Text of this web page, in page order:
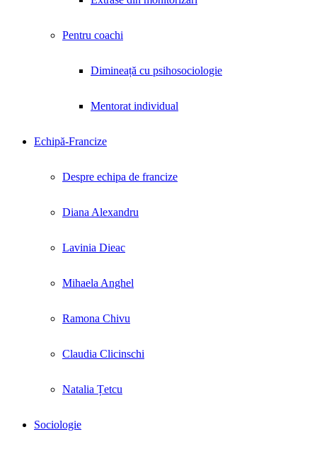
Pentru coachi
Dimineață cu psihosociologie
Mentorat individual
Echipă-Francize
Despre echipa de francize
Diana Alexandru
Lavinia Dieac
Mihaela Anghel
Ramona Chivu
Claudia Clicinschi
Natalia Țetcu
Sociologie